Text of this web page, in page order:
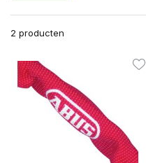
2 producten